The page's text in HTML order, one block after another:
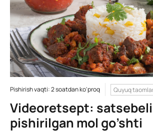
Pishirish vaqti: 2 soatdan ko'proq Quyuq
Videoretsept:
pishirilgan mol go’shti